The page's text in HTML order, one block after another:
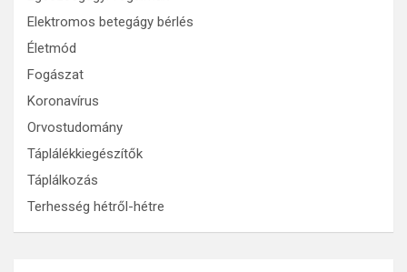
Elektromos betegágy bérlés
Életmód
Fogászat
Koronavírus
Orvostudomány
Táplálékkiegészítők
Táplálkozás
Terhesség hétről-hétre